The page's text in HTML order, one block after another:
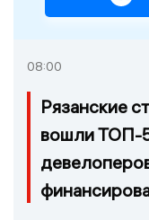
08:00
Рязанские
вошли ТОП-